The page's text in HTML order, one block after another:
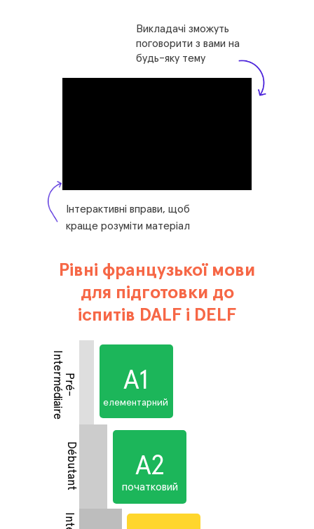
Рівні французької мови
для підготовки до
іспитів DALF і DELF
А1
А2
Débutant початковий
елементарний
Викладачі зможуть
поговорити з вами на
будь-яку тему
Інтерактивні вправи, щоб
краще розуміти матеріал
P
r
é
-
In
t
e
r
m
é
d
i
a
i
r
e